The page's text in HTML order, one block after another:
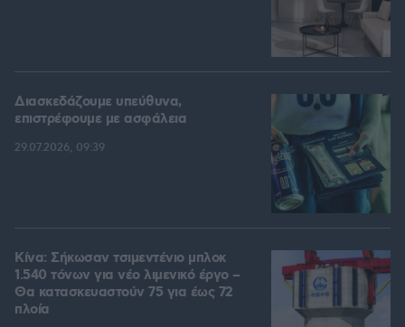
Διασκεδάζουμε υπεύθυνα,
επιστρέφουμε με ασφάλεια
29.07.2026, 09:39
Κίνα: Σήκωσαν τσιμεντένιο μπλοκ
1.540 τόνων για νέο λιμενικό έργο –
Θα κατασκευαστούν 75 για έως 72
πλοία